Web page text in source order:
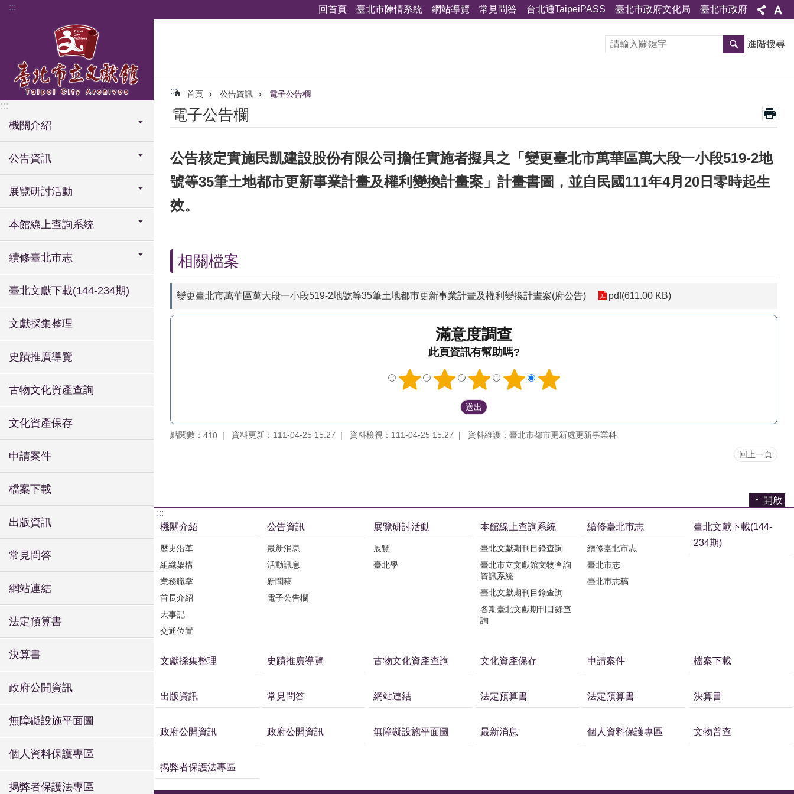
跳到主要內容區塊
::: 回首頁 臺北市陳情系統 網站導覽 常見問答 台北通TaipeiPASS 臺北市政府文化局 臺北市政府
:::
機關介紹
公告資訊
展覽研討活動
本館線上查詢系統
續修臺北市志
臺北文獻下載(144-234期)
文獻採集整理
史蹟推廣導覽
古物文化資產查詢
文化資產保存
申請案件
檔案下載
出版資訊
常見問答
網站連結
法定預算書
決算書
政府公開資訊
無障礙設施平面圖
個人資料保護專區
揭弊者保護法專區
進階搜尋
::: 首頁 公告資訊 電子公告欄
電子公告欄
公告核定實施民凱建設股份有限公司擔任實施者擬具之「變更臺北市萬華區萬大段一小段519-2地
號等35筆土地都市更新事業計畫及權利變換計畫案」計畫書圖，並自民國111年4月20日零時起生
效。
相關檔案
變更臺北市萬華區萬大段一小段519-2地號等35筆土地都市更新事業計畫及權利變換計畫案(府公告) pdf(611.00 KB)
滿意度調查
此頁資訊有幫助嗎?
點閱數： 410 資料更新：111-04-25 15:27 資料檢視：111-04-25 15:27 資料維護：臺北市都市更新處更新事業科
回上一頁
開啟
:::
機關介紹
歷史沿革
組織架構
業務職掌
首長介紹
大事記
交通位置
公告資訊
最新消息
活動訊息
新聞稿
電子公告欄
展覽研討活動
展覽
臺北學
本館線上查詢系統
臺北文獻期刊目錄查詢
臺北市立文獻館文物查詢
資訊系統
臺北文獻期刊目錄查詢
各期臺北文獻期刊目錄查
詢
續修臺北市志
續修臺北市志
臺北市志
臺北市志稿
臺北文獻下載(144-
234期)
文獻採集整理 史蹟推廣導覽 古物文化資產查詢 文化資產保存 申請案件 檔案下載
出版資訊 常見問答 網站連結 法定預算書 法定預算書 決算書
政府公開資訊 政府公開資訊 無障礙設施平面圖 最新消息 個人資料保護專區 文物普查
揭弊者保護法專區